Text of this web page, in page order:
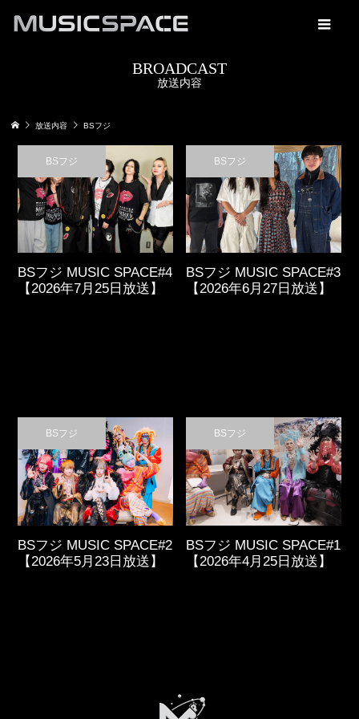
BROADCAST
放送内容
放送内容 BSフジ
BSフジ
BSフジ MUSIC SPACE#4
【2026年7月25日放送】
BSフジ
BSフジ MUSIC SPACE#3
【2026年6月27日放送】
BSフジ
BSフジ MUSIC SPACE#2
【2026年5月23日放送】
BSフジ
BSフジ MUSIC SPACE#1
【2026年4月25日放送】